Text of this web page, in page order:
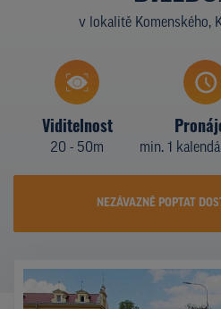
PLOCHY V
TYPY
Z
PROMO
v lokalitě Komenského,
Viditelnost
20 - 50m min. 1
NEZÁVAZNĚ POPTAT